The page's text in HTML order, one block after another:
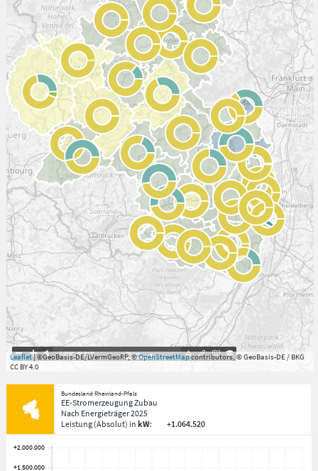
7.059°,49.813° 20km
Leaflet| ©GeoBasis-DE/LVermGeoRP, ©OpenStreetMapcontributors, © GeoBasis-DE / BKG
CC BY 4.0
Bundesland Rheinland-Pfalz
EE-Stromerzeugung Zubau
Nach Energieträger2025
Leistung(Absolut) in kW: +1.064.520